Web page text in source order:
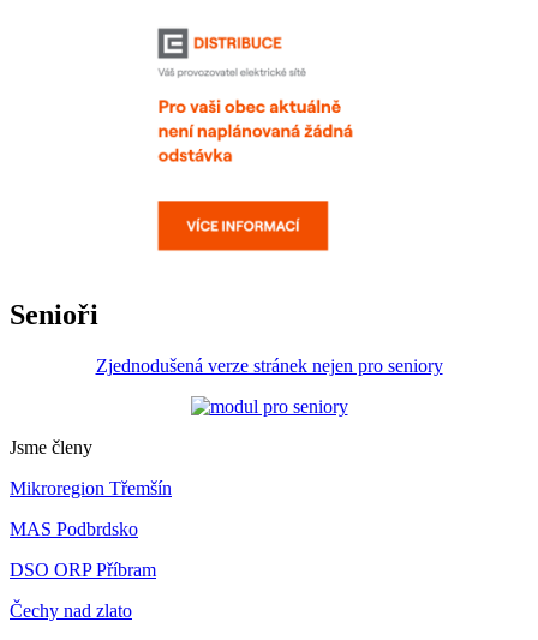
Senioři
Zjednodušená verze stránek nejen pro seniory
Jsme členy
Mikroregion Třemšín
MAS Podbrdsko
DSO ORP Příbram
Čechy nad zlato